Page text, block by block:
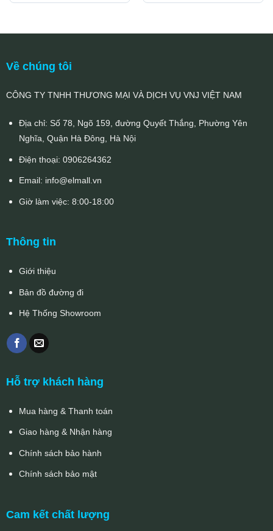
Về chúng tôi
CÔNG TY TNHH THƯƠNG MẠI VÀ DỊCH VỤ VNJ VIỆT NAM
Địa chỉ: Số 78, Ngõ 159, đường Quyết Thắng, Phường Yên
Nghĩa, Quận Hà Đông, Hà Nội
Điện thoại: 0906264362
Email: info@elmall.vn
Giờ làm việc: 8:00-18:00
Thông tin
Giới thiệu
Bản đồ đường đi
Hệ Thống Showroom
Hỗ trợ khách hàng
Mua hàng & Thanh toán
Giao hàng & Nhận hàng
Chính sách bảo hành
Chính sách bảo mật
Cam kết chất lượng